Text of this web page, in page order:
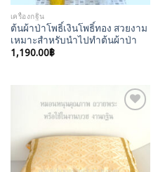
เครื่องกฐิน
ต้นผ้าป่าโพธิ์เงินโพธิ์ทอง สวยงาม
เหมาะสำหรับนำไปทำต้นผ้าป่า
1,190.00฿